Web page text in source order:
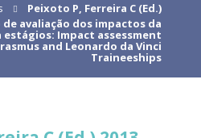
Peixoto P, Ferreira C (Ed.)
de avaliação dos impactos da
Impact assessment
and Leonardo da Vinci
Traineeships